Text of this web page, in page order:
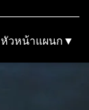
หัวหน้าแผนก▼